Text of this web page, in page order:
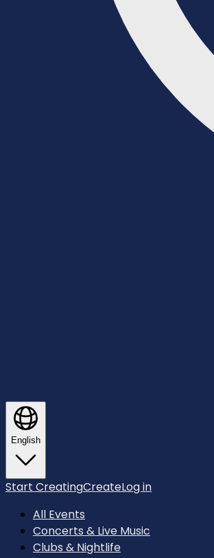
English
Start CreatingCreateLog in
All Events
Concerts & Live Music
Clubs & Nightlife